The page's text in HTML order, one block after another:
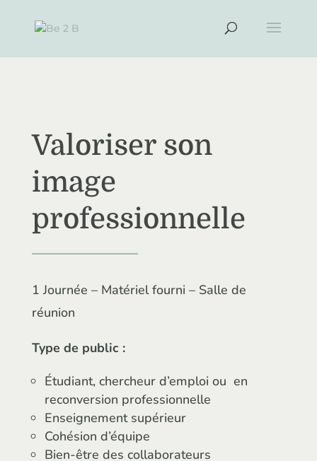
Valoriser son
image
professionnelle
1 Journée – Matériel fourni – Salle de
réunion
Type de public :
Étudiant, chercheur d’emploi ou en
reconversion professionnelle
Enseignement supérieur
Cohésion d’équipe
Bien-être des collaborateurs